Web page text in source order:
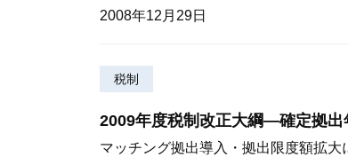
2008年12月29日
税制
2009年度税制改正大綱—確定拠
マッチング拠出導入・拠出限度額拡